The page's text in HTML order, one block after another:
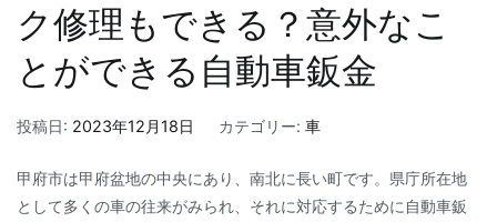
ク修理もできる？意外なこ
とができる自動車鈑金
投稿日: 2023年12月18日 カテゴリー: 車
甲府市は甲府盆地の中央にあり、南北に長い町です。県庁所在地
として多くの車の往来がみられ、それに対応するために自動車鈑